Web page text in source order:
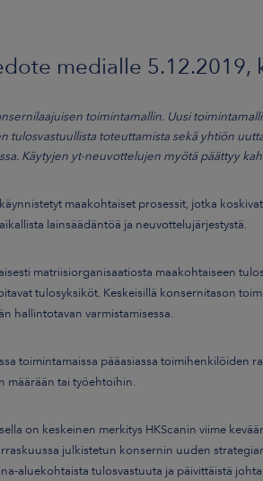
medialle 5.12.2019,
toimintamallin. Uusi
tulosvastuullista toteuttamista sekä yhtiön
Käytyjen yt-neuvottelujen myötä päättyy
maakohtaiset prosessit, jotka
lainsäädäntöä ja neuvottelujärjestystä.
matriisiorganisaatiosta maakohtaiseen
tulosyksiköt. Keskeisillä konsernitason
hallintotavan varmistamisessa.
toimintamaissa pääasiassa toimihenkilöiden
määrään tai työehtoihin.
on keskeinen merkitys HKScanin viime
julkistetun konsernin uuden
aluekohtaista tulosvastuuta ja päivittäistä